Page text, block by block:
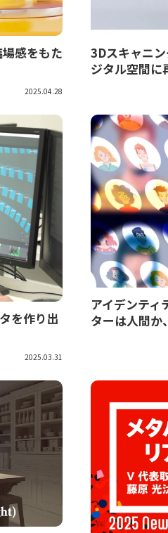
感をもた
2025.04.28
3Dスキャニン
ジタル空間に
を作り出
2025.03.31
アイデンティ
ターは人間か